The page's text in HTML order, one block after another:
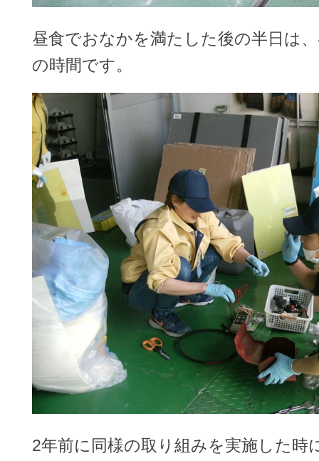
昼食でおなかを満たした後の半日は
の時間です。
2年前に同様の取り組みを実施した時